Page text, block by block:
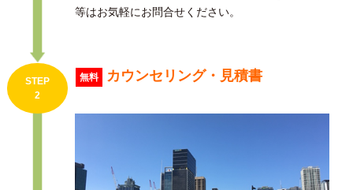
等はお気軽にお問合せください。
STEP
2
無料 カウンセリング・見積書